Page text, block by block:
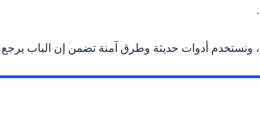
ونستخدم أدوات حديثة وطرق آمنة تضمن إن الباب يرجع